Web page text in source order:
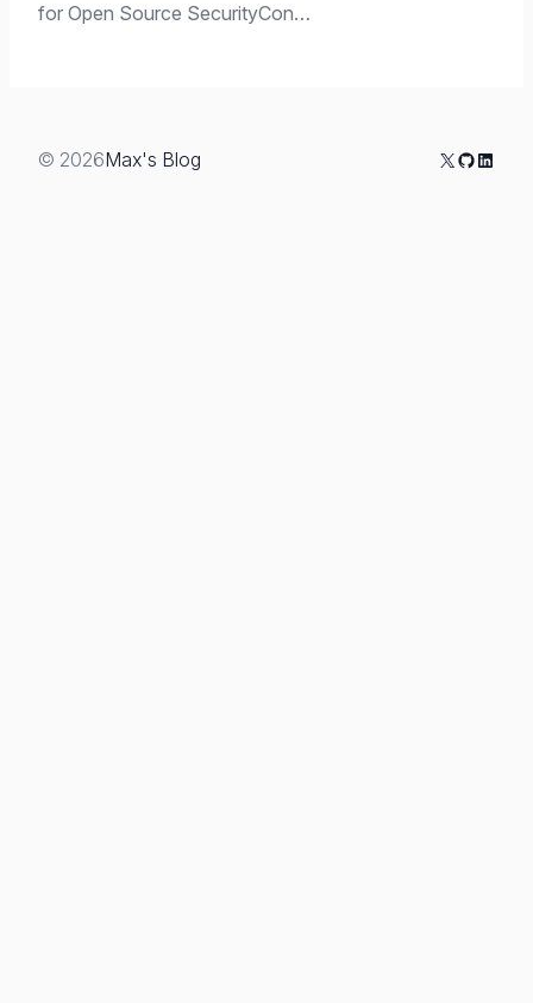
for Open Source SecurityCon…
© 2026Max's Blog X GitHub